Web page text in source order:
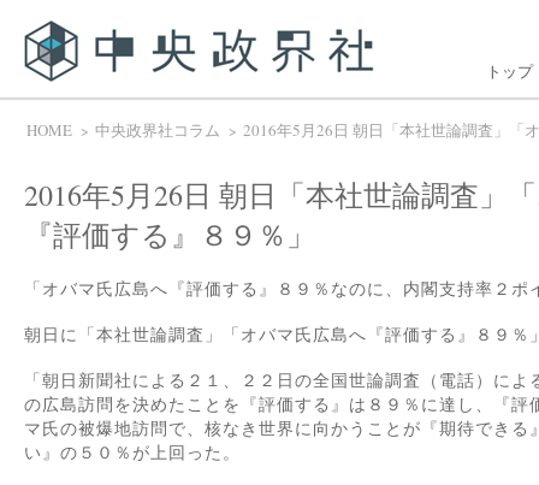
トップ
HOME 中央政界社コラム 2016年5月26日 朝日「本社世論調査」「
2016年5月26日 朝日「本社世論調査」
『評価する』８９％」
「オバマ氏広島へ『評価する』８９％なのに、内閣支持率２
朝日に「本社世論調査」「オバマ氏広島へ『評価する』８９％
「朝日新聞社による２１、２２日の全国世論調査（電話）に
の広島訪問を決めたことを『評価する』は８９％に達し、『
マ氏の被爆地訪問で、核なき世界に向かうことが『期待できる
い』の５０％が上回った。